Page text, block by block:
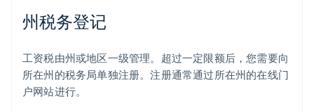
州税务登记
工资税由州或地区一级管理。超过一定限额后，您需要向
所在州的税务局单独注册。注册通常通过所在州的在线门
户网站进行。